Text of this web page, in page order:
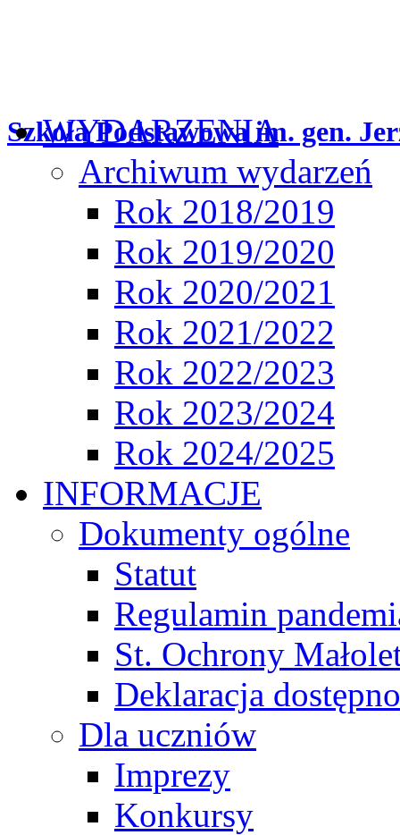
Szkoła Podstawowa im. gen.
WYDARZENIA
Archiwum wydarzeń
Rok 2018/2019
Rok 2019/2020
Rok 2020/2021
Rok 2021/2022
Rok 2022/2023
Rok 2023/2024
Rok 2024/2025
INFORMACJE
Dokumenty ogólne
Statut
Regulamin
St. Ochrony
Deklaracja
Dla uczniów
Imprezy
Konkursy